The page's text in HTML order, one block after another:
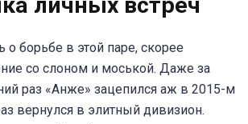
о борьбе в этой паре, скорее
со слоном и моськой. Даже за
раз «Анже» зацепился аж в 2015-м
вернулся в элитный дивизион.